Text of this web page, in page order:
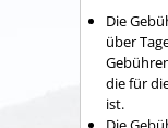
Die
über
die für
ist.